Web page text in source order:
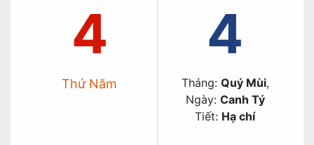
4
Thứ Năm
4
Tháng: Quý Mùi,
Ngày: Canh Tý
Tiết: Hạ chí